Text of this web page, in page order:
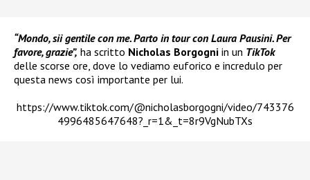
“Mondo, sii gentile con me. Parto in tour con Laura Pausini. Per
favore, grazie”, ha scritto Nicholas Borgogni in un TikTok
delle scorse ore, dove lo vediamo euforico e incredulo per
questa news così importante per lui.
https://www.tiktok.com/@nicholasborgogni/video/743376
4996485647648?_r=1&_t=8r9VgNubTXs